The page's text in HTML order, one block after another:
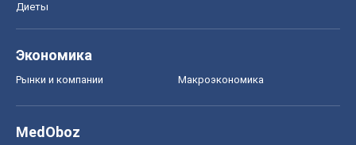
Диеты
Экономика
Рынки и компании Mакроэкономика
MedOboz